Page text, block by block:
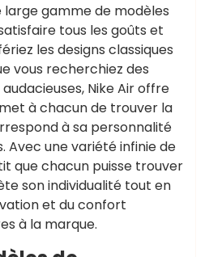
large gamme de modèles
tous les goûts et
les designs classiques
vous recherchiez des
Nike Air offre
à chacun de trouver la
à sa personnalité
Avec une variété infinie de
que chacun puisse trouver
son individualité tout en
et du confort
à la marque.